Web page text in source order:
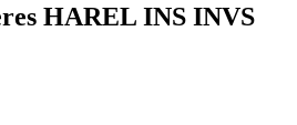
HAREL INS INVS